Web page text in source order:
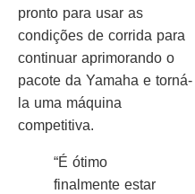
pronto para usar as
condições de corrida para
continuar aprimorando o
pacote da Yamaha e torná-
la uma máquina
competitiva.
“É ótimo
finalmente estar